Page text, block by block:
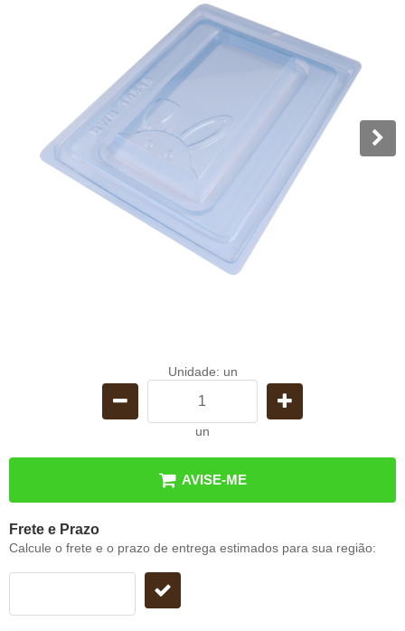
Unidade: un
un
AVISE-ME
Frete e Prazo
Calcule o frete e o prazo de entrega estimados para sua região: